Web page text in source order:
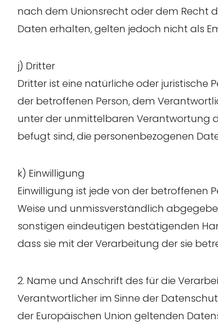
nach dem Unionsrecht oder dem Recht
Daten erhalten, gelten jedoch nicht als
j) Dritter
Dritter ist eine natürliche oder juristische
der betroffenen Person, dem
unter der unmittelbaren Verantwortung
befugt sind, die personenbezogenen
k) Einwilligung
Einwilligung ist jede von der betroffenen
Weise und unmissverständlich
sonstigen eindeutigen bestätigenden
dass sie mit der Verarbeitung der sie
2. Name und Anschrift des für die
Verantwortlicher im Sinne der
der Europäischen Union geltenden